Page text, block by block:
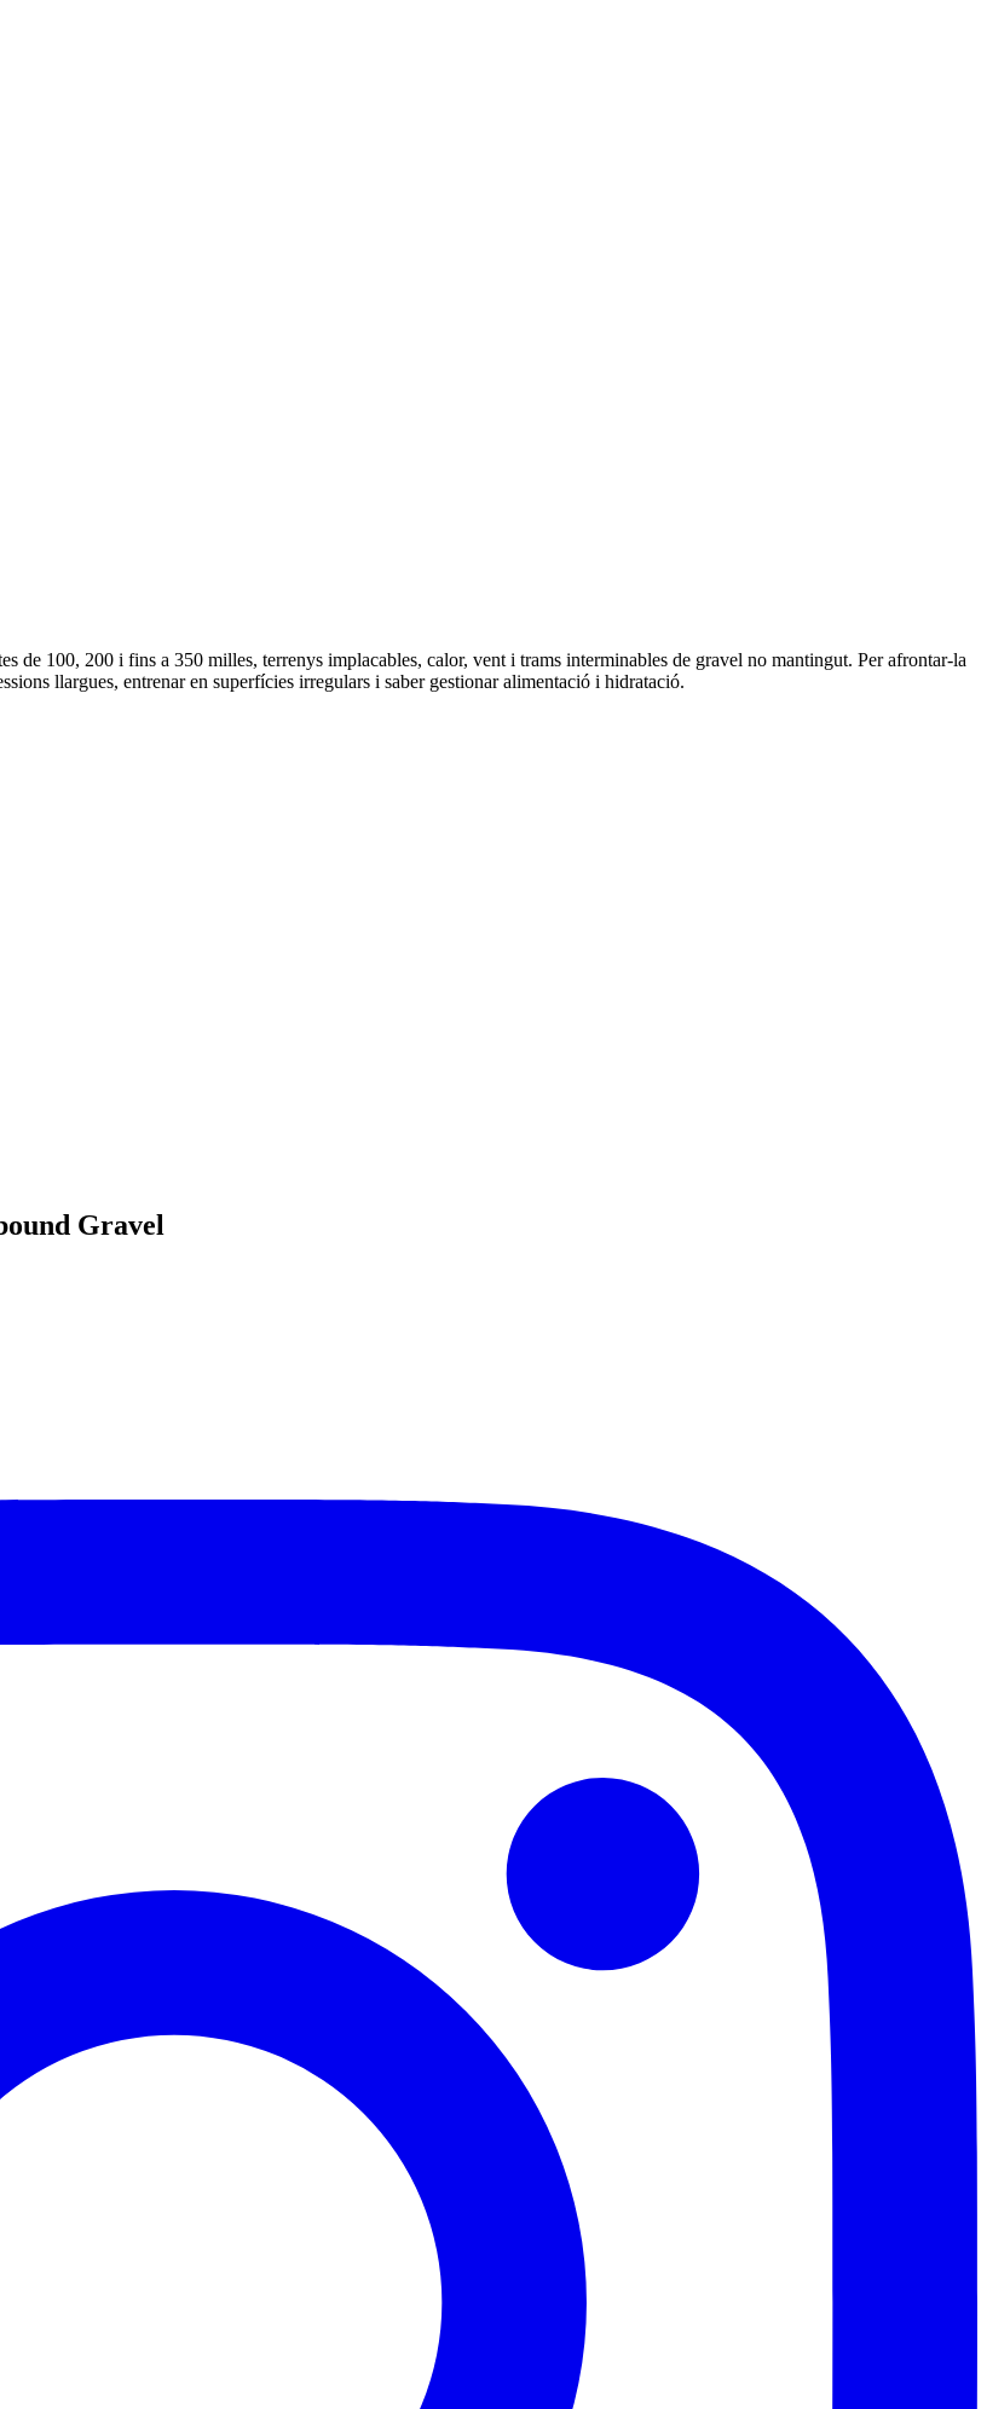
de 100, 200 i fins a 350 milles, terrenys implacables, calor, vent i trams interminables de gravel no mantingut. Per afrontar-la
llargues, entrenar en superfícies irregulars i saber gestionar alimentació i hidratació.
Gravel